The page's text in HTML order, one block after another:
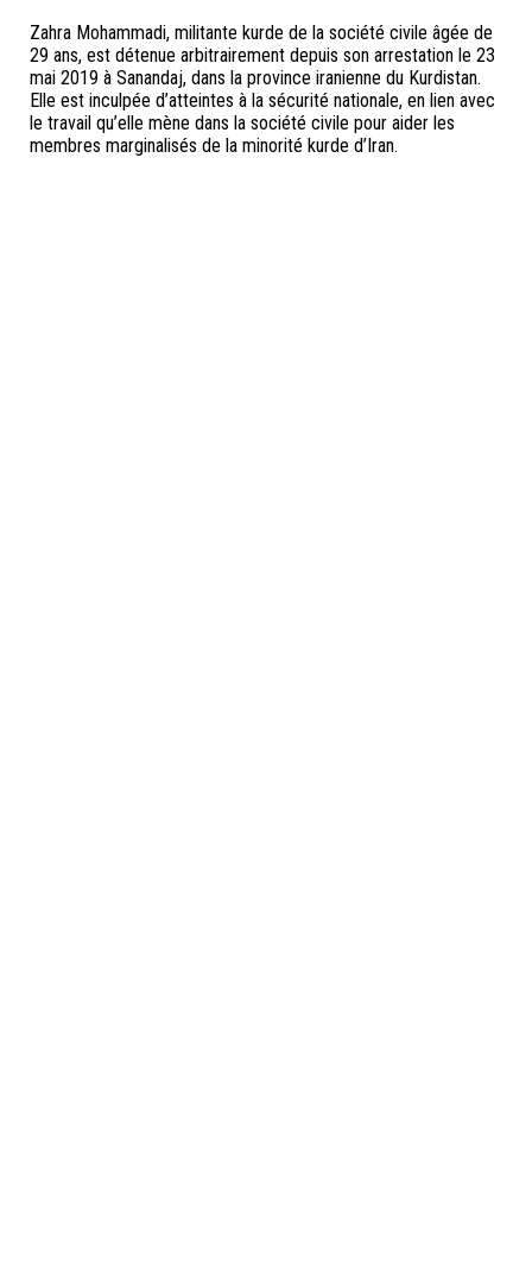
Zahra Mohammadi, militante kurde de la société civile âgée de
29 ans, est détenue arbitrairement depuis son arrestation le 23
mai 2019 à Sanandaj, dans la province iranienne du Kurdistan.
Elle est inculpée d’atteintes à la sécurité nationale, en lien avec
le travail qu’elle mène dans la société civile pour aider les
membres marginalisés de la minorité kurde d’Iran.